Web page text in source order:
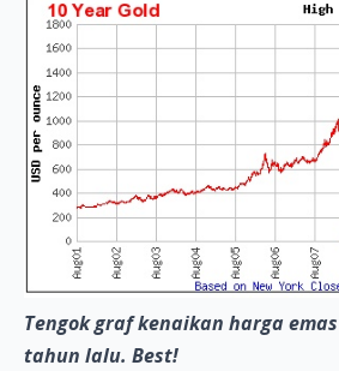
Tengok graf kenaikan harga
tahun lalu. Best!